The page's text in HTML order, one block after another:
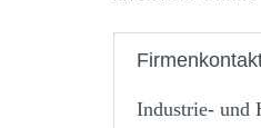
Industrie- und